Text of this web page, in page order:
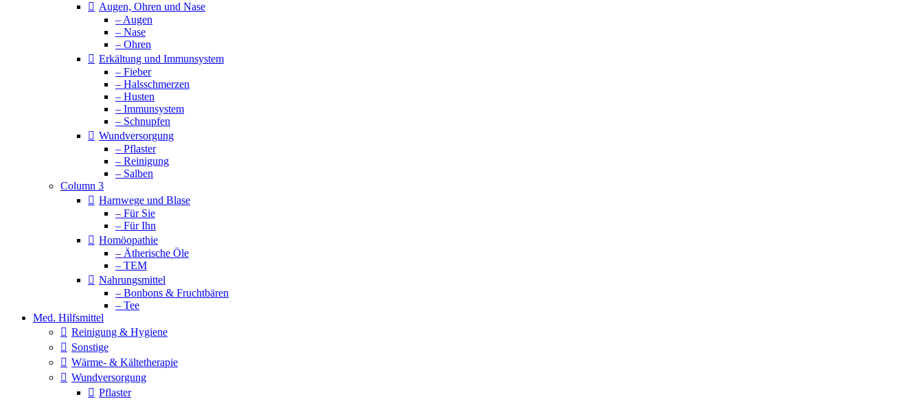
Augen, Ohren und Nase
– Augen
– Nase
– Ohren
Erkältung und Immunsystem
– Fieber
– Halsschmerzen
– Husten
– Immunsystem
– Schnupfen
Wundversorgung
– Pflaster
– Reinigung
– Salben
Column 3
Harnwege und Blase
– Für Sie
– Für Ihn
Homöopathie
– Ätherische Öle
– TEM
Nahrungsmittel
– Bonbons & Fruchtbären
– Tee
Med. Hilfsmittel
Reinigung & Hygiene
Sonstige
Wärme- & Kältetherapie
Wundversorgung
Pflaster